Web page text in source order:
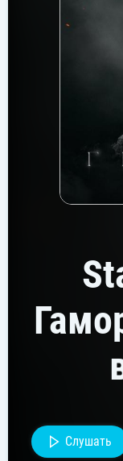
Слушать